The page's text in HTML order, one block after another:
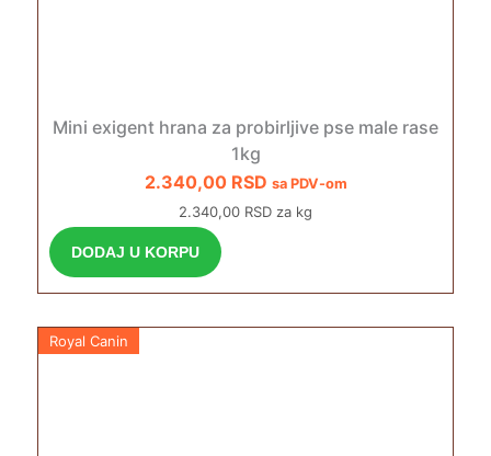
Mini exigent hrana za probirljive pse male rase
1kg
2.340,00 RSD sa PDV-om
2.340,00 RSD za kg
DODAJ U KORPU
Royal Canin